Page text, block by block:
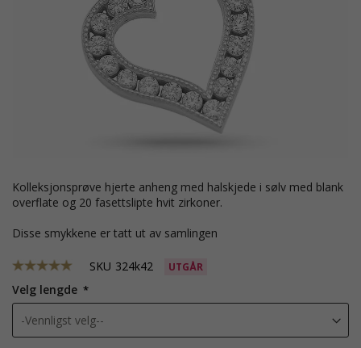
kolleksjonsprøve hjerte anheng med halskjede i sølv med blank
overflate og 20 fasettslipte hvit zirkoner.
Disse smykkene er tatt ut av samlingen
SKU 324k42 UTGÅR
Velg lengde